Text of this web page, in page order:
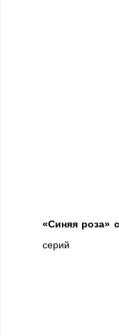
«Синяя роза»
серий